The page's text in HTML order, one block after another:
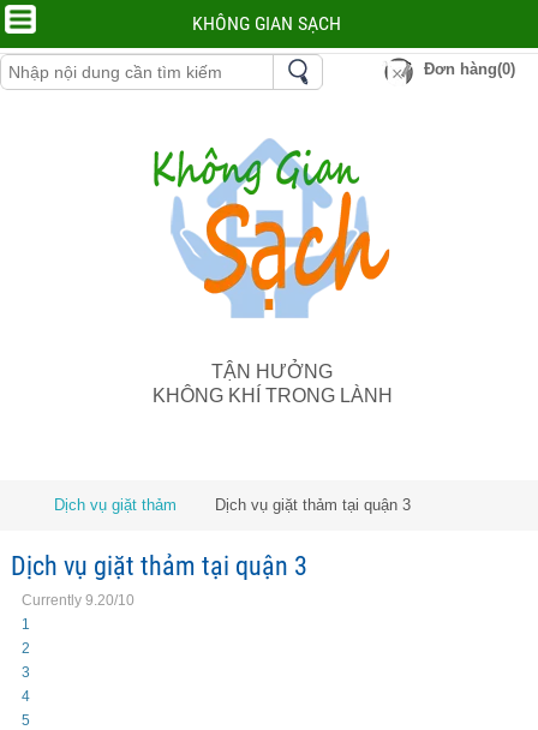
KHÔNG GIAN SẠCH
Đơn hàng(0)
TẬN HƯỞNG
KHÔNG KHÍ TRONG LÀNH
Dịch vụ giặt thảm Dịch vụ giặt thảm tại quận 3
Dịch vụ giặt thảm tại quận 3
Currently 9.20/10
1
2
3
4
5